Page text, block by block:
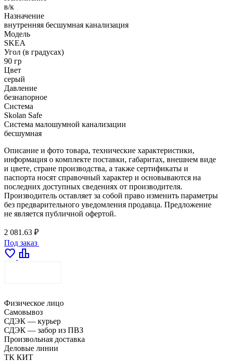
в/к
Назначение
внутренняя бесшумная канализация
Модель
SKEA
Угол (в градусах)
90 гр
Цвет
серый
Давление
безнапорное
Система
Skolan Safe
Система малошумной канализации
бесшумная
Описание и фото товара, технические характеристики,
информация о комплекте поставки, габаритах, внешнем виде
и цвете, стране производства, а также сертификаты и
паспорта носят справочный характер и основываются на
последних доступных сведениях от производителя.
Производитель оставляет за собой право изменить параметры
без предварительного уведомления продавца. Предложение
не является публичной офертой.
2 081.63 ₽
Под заказ
favorite leaderboard
Физическое лицо
Самовывоз
СДЭК — курьер
СДЭК — забор из ПВЗ
Произвольная доставка
Деловые линии
ТК КИТ